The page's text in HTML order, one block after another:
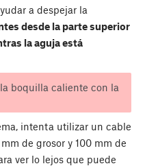
a despejar la
desde la parte superior
la aguja está
boquilla caliente con la
intenta utilizar un cable
de grosor y 100 mm de
ver lo lejos que puede